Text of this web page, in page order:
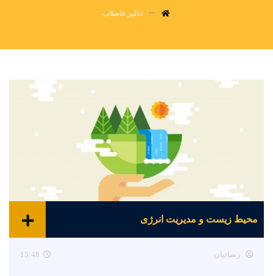
انالیز فاضلاب
محیط زیست و مدیریت انرژی
رضائیان 15:48